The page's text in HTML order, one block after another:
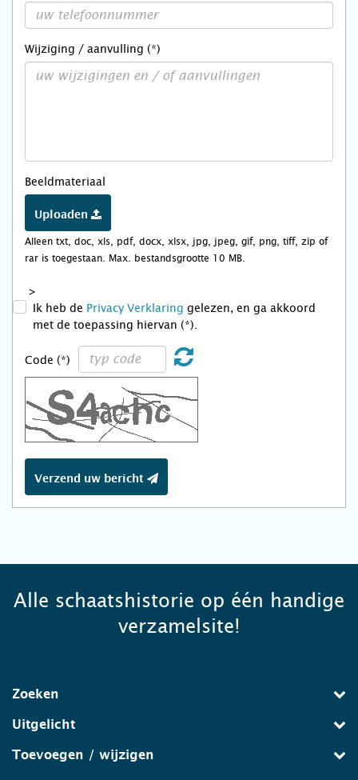
Wijziging / aanvulling (*)
Beeldmateriaal
Uploaden
Alleen txt, doc, xls, pdf, docx, xlsx, jpg, jpeg, gif, png, tiff, zip of
rar is toegestaan. Max. bestandsgrootte 10 MB.
>
Ik heb de Privacy Verklaring gelezen, en ga akkoord
met de toepassing hiervan (*).
Code (*)
Verzend uw bericht
Alle schaatshistorie op één handige
verzamelsite!
Zoeken
Uitgelicht
Toevoegen / wijzigen